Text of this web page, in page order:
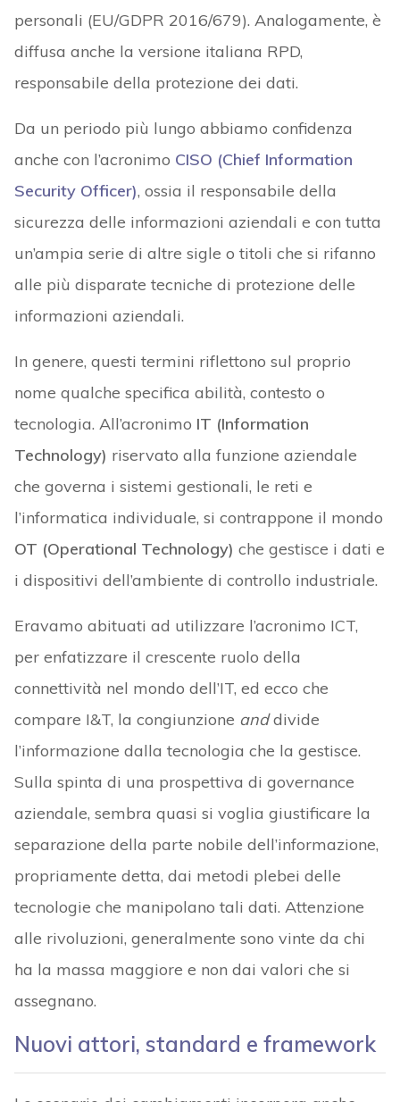
personali (EU/GDPR 2016/679). Analogamente, è
diffusa anche la versione italiana RPD,
responsabile della protezione dei dati.
Da un periodo più lungo abbiamo confidenza
anche con l’acronimo CISO (Chief Information
Security Officer), ossia il responsabile della
sicurezza delle informazioni aziendali e con tutta
un’ampia serie di altre sigle o titoli che si rifanno
alle più disparate tecniche di protezione delle
informazioni aziendali.
In genere, questi termini riflettono sul proprio
nome qualche specifica abilità, contesto o
tecnologia. All’acronimo IT (Information
Technology) riservato alla funzione aziendale
che governa i sistemi gestionali, le reti e
l’informatica individuale, si contrappone il mondo
OT (Operational Technology) che gestisce i dati e
i dispositivi dell’ambiente di controllo industriale.
Eravamo abituati ad utilizzare l’acronimo ICT,
per enfatizzare il crescente ruolo della
connettività nel mondo dell’IT, ed ecco che
compare I&T, la congiunzione anddivide
l’informazione dalla tecnologia che la gestisce.
Sulla spinta di una prospettiva di governance
aziendale, sembra quasi si voglia giustificare la
separazione della parte nobile dell’informazione,
propriamente detta, dai metodi plebei delle
tecnologie che manipolano tali dati. Attenzione
alle rivoluzioni, generalmente sono vinte da chi
ha la massa maggiore e non dai valori che si
assegnano.
Nuovi attori, standard e framework